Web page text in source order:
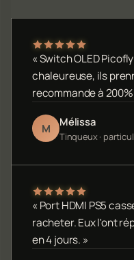
« Switch OLED
chaleureuse, ils
recommande à
M Mélissa
Tinqueux ·
« Port HDMI PS5
racheter. Eux l'ont
en 4 jours. »